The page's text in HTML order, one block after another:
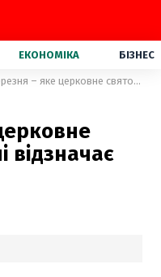
ЕКОНОМІКА БІЗНЕС
16 березня – яке церковне свято: хто сьогодні відзначає іменини
відзначає